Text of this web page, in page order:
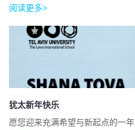
阅读更多>
犹太新年快乐
愿您迎来充满希望与新起点的一年